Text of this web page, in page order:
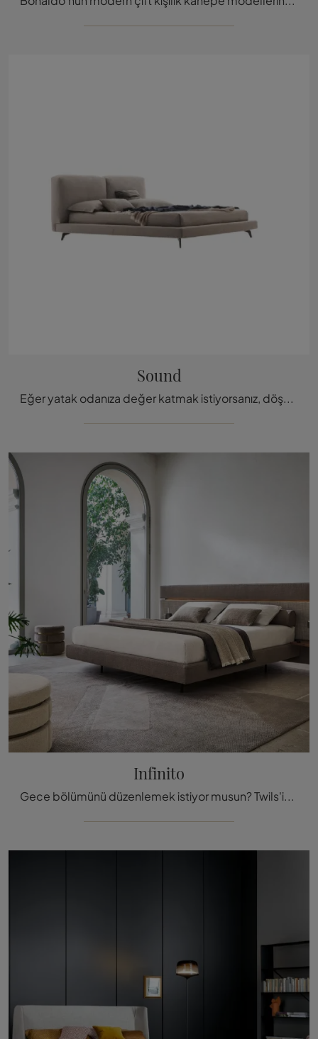
Sound
Eğer yatak odanıza değer katmak istiyorsanız, döşemeli çift kişilik yatak modellerinden olan Sound model
Infinito
Gece bölümünü düzenlemek istiyor musun? Twils'in modern alanlar için Infinito kumaş yatağını size